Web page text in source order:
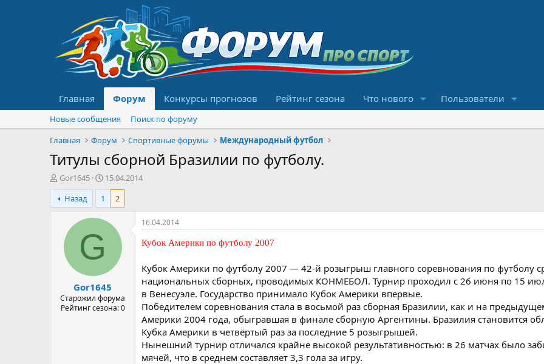
Главная Форум Конкурсы прогнозов Рейтинг сезона Что нового Пользователи
Новые сообщения
Поиск по форуму
Главная
Форум Спортивные форумы Международный футбол
Титулы сборной Бразилии по футболу.
А
в
т
о
м
Gor1645
Д
а
а
н
а
15.04.2014
Назад
1 2
G
Gor1645
Старожил форума
Рейтинг сезона: 0
16.04.2014
Кубок Америки по футболу 2007
Кубок Америки по футболу 2007 — 42-й розыгрыш главного соревнования по футболу
национальных сборных, проводимых КОНМЕБОЛ. Турнир проходил с 26 июня по 15
в Венесуэле. Государство принимало Кубок Америки впервые.
Победителем соревнования стала в восьмой раз сборная Бразилии, как и на
Америки 2004 года, обыгравшая в финале сборную Аргентины. Бразилия становится
Кубка Америки в четвёртый раз за последние 5 розыгрышей.
Нынешний турнир отличался крайне высокой результативностью: в 26 матчах было
мячей, что в среднем составляет 3,3 гола за игру.